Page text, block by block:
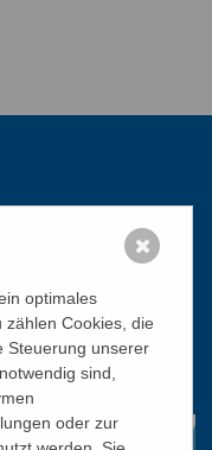
optimales
Cookies, die
Steuerung unserer
sind,
oder zur
✖